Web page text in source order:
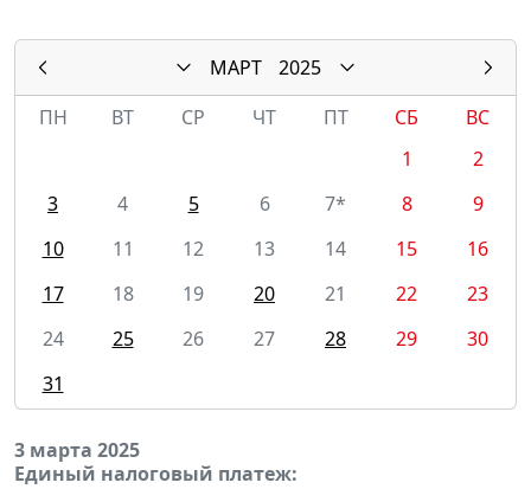
МАРТ
2025
ПН
ВТ СР ЧТ ПТ СБ
ВС
1
2
3
4 5 6 7* 8
9
10
11 12 13 14 15
16
17
18 19 20 21 22
23
24
25 26 27 28 29
30
31
3 марта 2025
Единый налоговый платеж: